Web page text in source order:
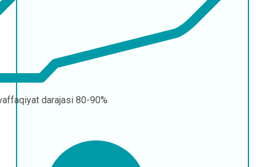
darajasi 80-90%